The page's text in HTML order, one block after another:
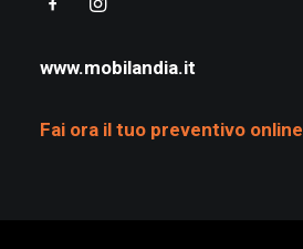
Arredamento Cherasco
Arredamento Pino Torinese
Arredamento Druento
www.mobilandia.it
Fai ora il tuo preventivo online